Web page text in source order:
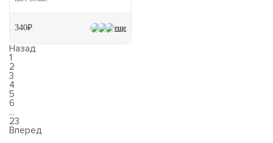
еще
340₽
Назад
1
2
3
4
5
6
...
23
Вперед